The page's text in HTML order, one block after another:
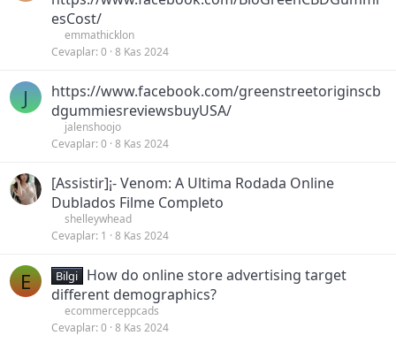
esCost/
emmathicklon
Cevaplar 0 8 Kas 2024
J
https://www.facebook.com/greenstreetoriginscb
dgummiesreviewsbuyUSA/
jalenshoojo
Cevaplar 0 8 Kas 2024
[Assistir]¡- Venom: A Ultima Rodada Online
Dublados Filme Completo
shelleywhead
Cevaplar 1 8 Kas 2024
E Bilgi
How do online store advertising target
different demographics?
ecommerceppcads
Cevaplar 0 8 Kas 2024